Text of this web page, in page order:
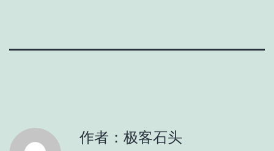
作者：极客石头